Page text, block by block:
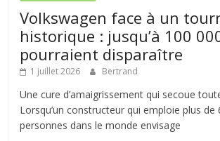
Volkswagen face à un
historique : jusqu’à 100
pourraient disparaître
1 juillet 2026 Bertrand
Une cure d’amaigrissement qui secoue
Lorsqu’un constructeur qui emploie plus de
personnes dans le monde envisage